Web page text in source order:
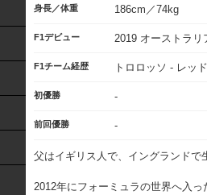
身長／体重 186cm／74kg
F1デビュー 2019 オーストラリ
F1チーム経歴 トロロッソ - レッ
初優勝 -
前回優勝 -
父はイギリス人で、イングランドで
2012年にフォーミュラの世界へ入